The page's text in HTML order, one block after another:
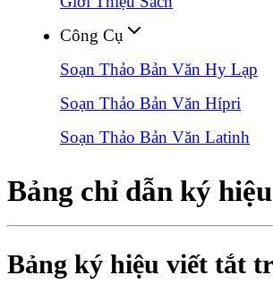
Công Cụ
Soạn Thảo Bản Văn Hy Lạp
Soạn Thảo Bản Văn Hípri
Soạn Thảo Bản Văn Latinh
Bảng chỉ dẫn ký
Bảng ký hiệu viết tắt